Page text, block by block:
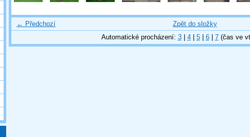
← Předchozí
Zpět do složky
Automatické procházení: 3| 4| 5| 6| 7(čas ve